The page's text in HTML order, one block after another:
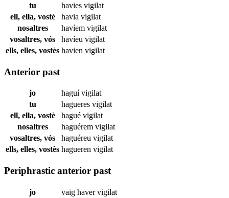
tu
havies vigilat
ell, ella, vostè
havia vigilat
nosaltres
havíem vigilat
vosaltres, vós
havíeu vigilat
ells, elles, vostès havien vigilat
Anterior past
jo haguívigilat
tu
hagueres vigilat
ell, ella, vostè
hagué vigilat
nosaltres
haguérem vigilat
vosaltres, vós
haguéreu vigilat
ells, elles, vostès hagueren vigilat
Periphrastic anterior past
jo vaig havervigilat